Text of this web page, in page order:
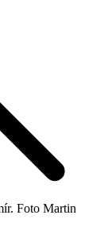
Foto Martin